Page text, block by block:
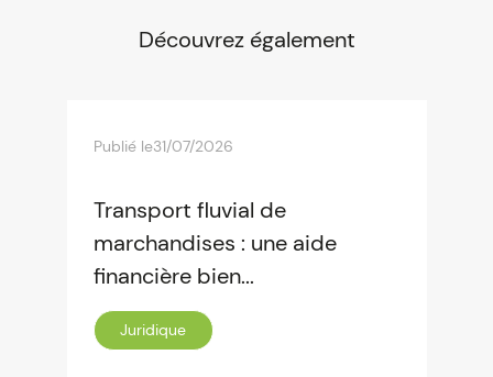
Découvrez également
Publié le31/07/2026
Transport fluvial de
marchandises : une aide
financière bien...
Juridique